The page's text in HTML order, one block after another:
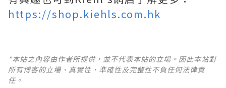
https://shop.kiehls.com.hk
*本站之內容由作者所提供，並不代表本站的立場。因此本站對
所有博客的立場、真實性、準確性及完整性不負任何法律責
任。